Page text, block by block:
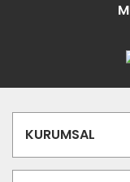
KURUMSAL